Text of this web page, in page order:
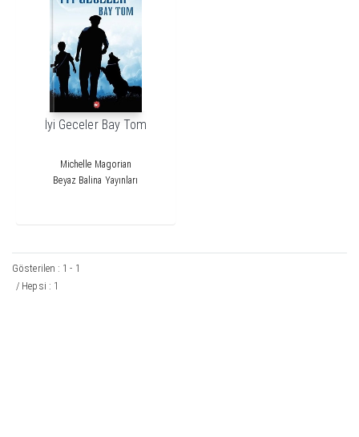
İyi Geceler Bay Tom
Michelle Magorian
Beyaz Balina Yayınları
Gösterilen : 1 - 1
/ Hepsi : 1